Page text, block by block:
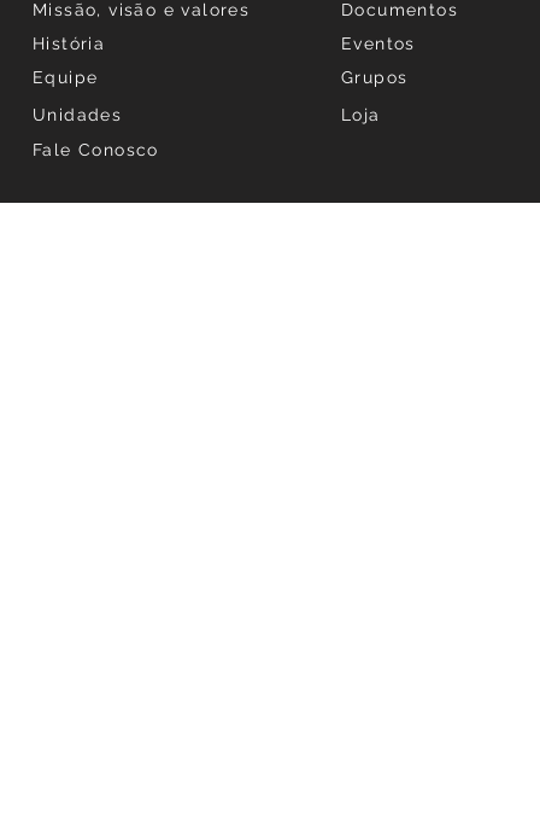
Missão, visão e valores
História
Equipe
Unidades
Documentos
Eventos
Grupos
Loja
Fale Conosco